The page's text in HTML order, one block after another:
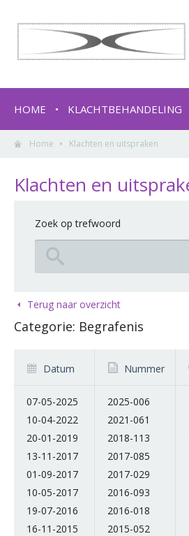
HOME KLACHTBEHANDELING
Home Klachten en uitspraken
Klachten en
Zoek op trefwoord
Terug naar overzicht
Categorie: Begrafenis
Datum Nummer
07-05-2025 2025-006
10-04-2022
2021-061
20-01-2019
2018-113
13-11-2017
2017-085
01-09-2017
2017-029
10-05-2017
2016-093
19-07-2016
2016-018
16-11-2015
2015-052